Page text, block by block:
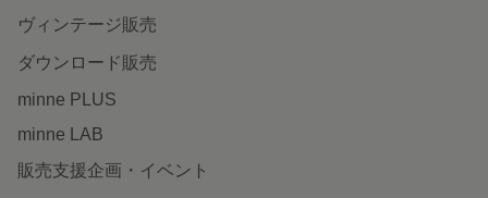
ヴィンテージ販売
ダウンロード販売
minne PLUS
minne LAB
販売支援企画・イベント